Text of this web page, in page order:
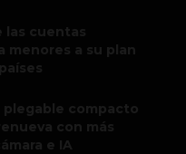
las cuentas
menores a su plan
plegable compacto
con más
e IA